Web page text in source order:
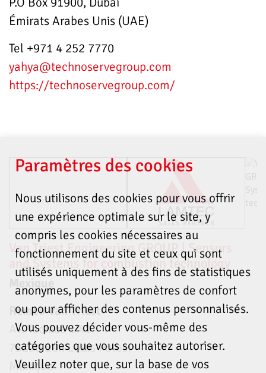
Émirats Arabes Unis (UAE)
Tel +971 4 252 7770
yahya@technoservegroup.com
https://technoservegroup.com/
Van Triest Engineering GROUP | Sensors
and Systems for combustion technology
Remco Van Triest
Av. Técnica 1'41
78290 San Louis Potosi
Mexique
Paramètres des cookies
Nous utilisons des cookies pour vous offrir
une expérience optimale sur le site, y
compris les cookies nécessaires au
fonctionnement du site et ceux qui sont
utilisés uniquement à des fins de statistiques
anonymes, pour les paramètres de confort
ou pour afficher des contenus personnalisés.
Vous pouvez décider vous-même des
catégories que vous souhaitez autoriser.
Veuillez noter que, sur la base de vos